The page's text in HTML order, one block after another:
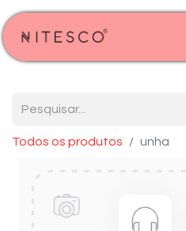
Todos os produtos unha